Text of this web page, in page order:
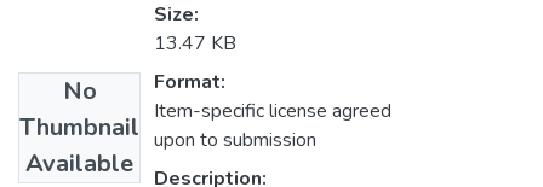
No
Thumbnail
Available
Size:
13.47 KB
Format:
Item-specific license agreed
upon to submission
Description: